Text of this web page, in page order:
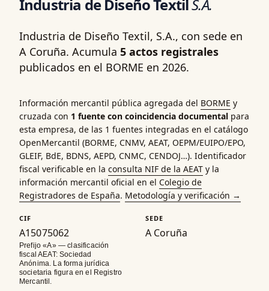
Industria de Diseño TextilS.A.
Industria de Diseño Textil, S.A., con sede en
A Coruña. Acumula 5 actos registrales
publicados en el BORME en 2026.
Información mercantil pública agregada del BORME y
cruzada con 1 fuente con coincidencia documental para
esta empresa, de las 1 fuentes integradas en el catálogo
OpenMercantil (BORME, CNMV, AEAT, OEPM/EUIPO/EPO,
GLEIF, BdE, BDNS, AEPD, CNMC, CENDOJ…). Identificador
fiscal verificable en la consulta NIF de la AEAT y la
información mercantil oficial en el Colegio de
Registradores de España. Metodología y verificación →
CIF
A15075062
Prefijo «A» — clasificación
fiscal AEAT: Sociedad
Anónima. La forma jurídica
societaria figura en el Registro
Mercantil.
SEDE
A Coruña